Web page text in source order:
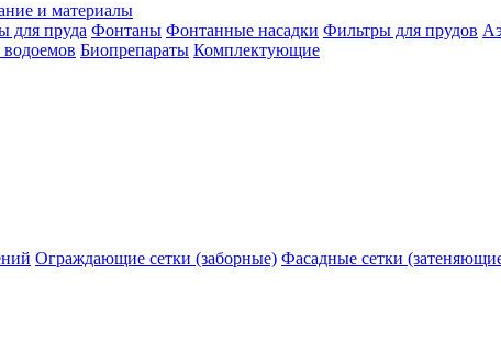
и материалы
для пруда Фонтаны Фонтанные насадки Фильтры для прудов
Биопрепараты Комплектующие
Ограждающие сетки (заборные) Фасадные сетки